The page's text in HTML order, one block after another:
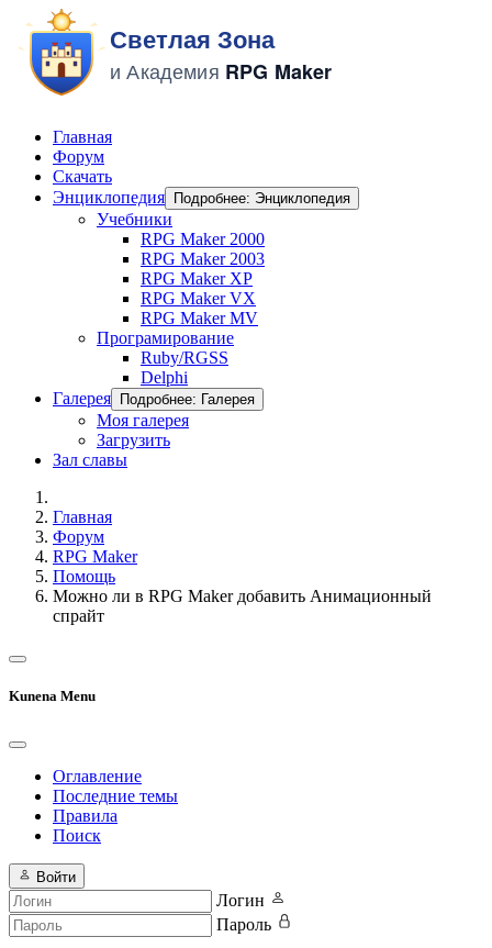
Главная
Форум
Скачать
Энциклопедия
Подробнее: Энциклопедия
Учебники
RPG Maker 2000
RPG Maker 2003
RPG Maker XP
RPG Maker VX
RPG Maker MV
Програмирование
Ruby/RGSS
Delphi
Галерея
Подробнее: Галерея
Моя галерея
Загрузить
Зал славы
Главная
Форум
RPG Maker
Помощь
Можно ли в RPG Maker добавить Анимационный
спрайт
Kunena Menu
Оглавление
Последние темы
Правила
Поиск
Войти
Логин
Пароль